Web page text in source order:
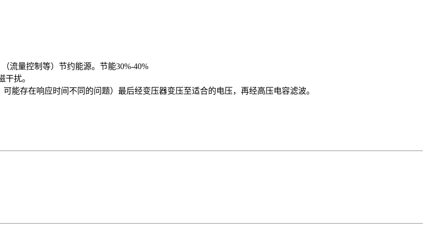
流量控制等）节约能源。节能30%-40%
扰。
能存在响应时间不同的问题）最后经变压器变压至适合的电压，再经高压电容滤波。